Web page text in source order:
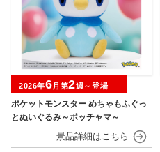
ポケットモンスター めちゃもふぐっ
とぬいぐるみ～ポッチャマ～
2026年6月第2週～登場